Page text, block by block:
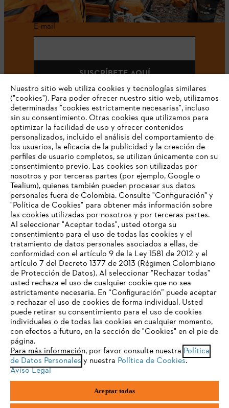
E-mail
SUSCRÍBETE AQUÍ
#STIHLCOLOMBIA
Nuestra empresa
Preguntas frecuentes
Contacto
Política tratamiento de datos personales Aviso legal
Cookies
TU NAVEGADOR NO ES
COMPATIBLE
El navegador que estás utilizando no es compatible con
nuestra página web. Para que puedas disfrutar de nuestro
contenido, utiliza uno de los siguientes navegadores:
firefox chrome
safari edge
Nuestro sitio web utiliza cookies y tecnologías similares
("cookies"). Para poder ofrecer nuestro sitio web, utilizamos
determinadas "cookies estrictamente necesarias", incluso
sin su consentimiento. Otras cookies que utilizamos para
optimizar la facilidad de uso y ofrecer contenidos
personalizados, incluido el análisis del comportamiento de
los usuarios, la eficacia de la publicidad y la creación de
perfiles de usuario completos, se utilizan únicamente con su
consentimiento previo. Las cookies son utilizadas por
nosotros y por terceras partes (por ejemplo, Google o
Tealium), quienes también pueden procesar sus datos
personales fuera de Colombia. Consulte "Configuración" y
"Política de Cookies" para obtener más información sobre
las cookies utilizadas por nosotros y por terceras partes.
Al seleccionar "Aceptar todas", usted otorga su
consentimiento para el uso de todas las cookies y el
tratamiento de datos personales asociados a ellas, de
conformidad con el artículo 9 de la Ley 1581 de 2012 y el
artículo 7 del Decreto 1377 de 2013 (Régimen Colombiano
de Protección de Datos). Al seleccionar "Rechazar todas"
usted rechaza el uso de cualquier cookie que no sea
estrictamente necesaria. En “Configuración” puede aceptar
o rechazar el uso de cookies de forma individual. Usted
puede retirar su consentimiento para el uso de cookies
individuales o de todas las cookies en cualquier momento,
con efectos a futuro, en la sección de "Cookies" en el pie de
página.
Para más información, por favor consulte nuestra Política
de Datos Personales y nuestra Política de Cookies.
Aviso Legal
Aceptar todas